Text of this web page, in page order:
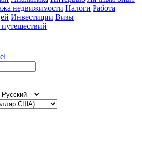
недвижимости Налоги Работа
Инвестиции Визы